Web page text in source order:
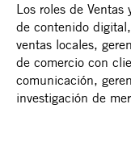
Los roles de
de contenido
ventas locales,
de comercio con
comunicación,
investigación de